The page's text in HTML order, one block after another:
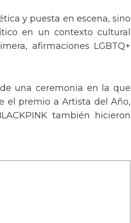
y puesta en escena, sino
en un contexto cultural
afirmaciones LGBTQ+
una ceremonia en la que
el premio a Artista del Año,
también hicieron